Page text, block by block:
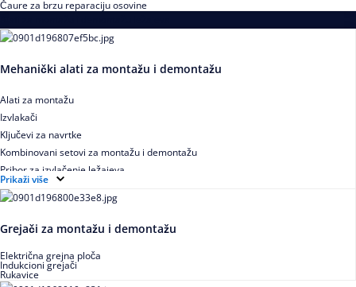
Čaure za brzu reparaciju osovine
Mehanički alati za montažu i demontažu
Alati za montažu
Izvlakači
Ključevi za navrtke
Kombinovani setovi za montažu i demontažu
Pribor za izvlačenje ležajeva
Prikaži više
Grejači za montažu i demontažu
Električna grejna ploča
Indukcioni grejači
Rukavice